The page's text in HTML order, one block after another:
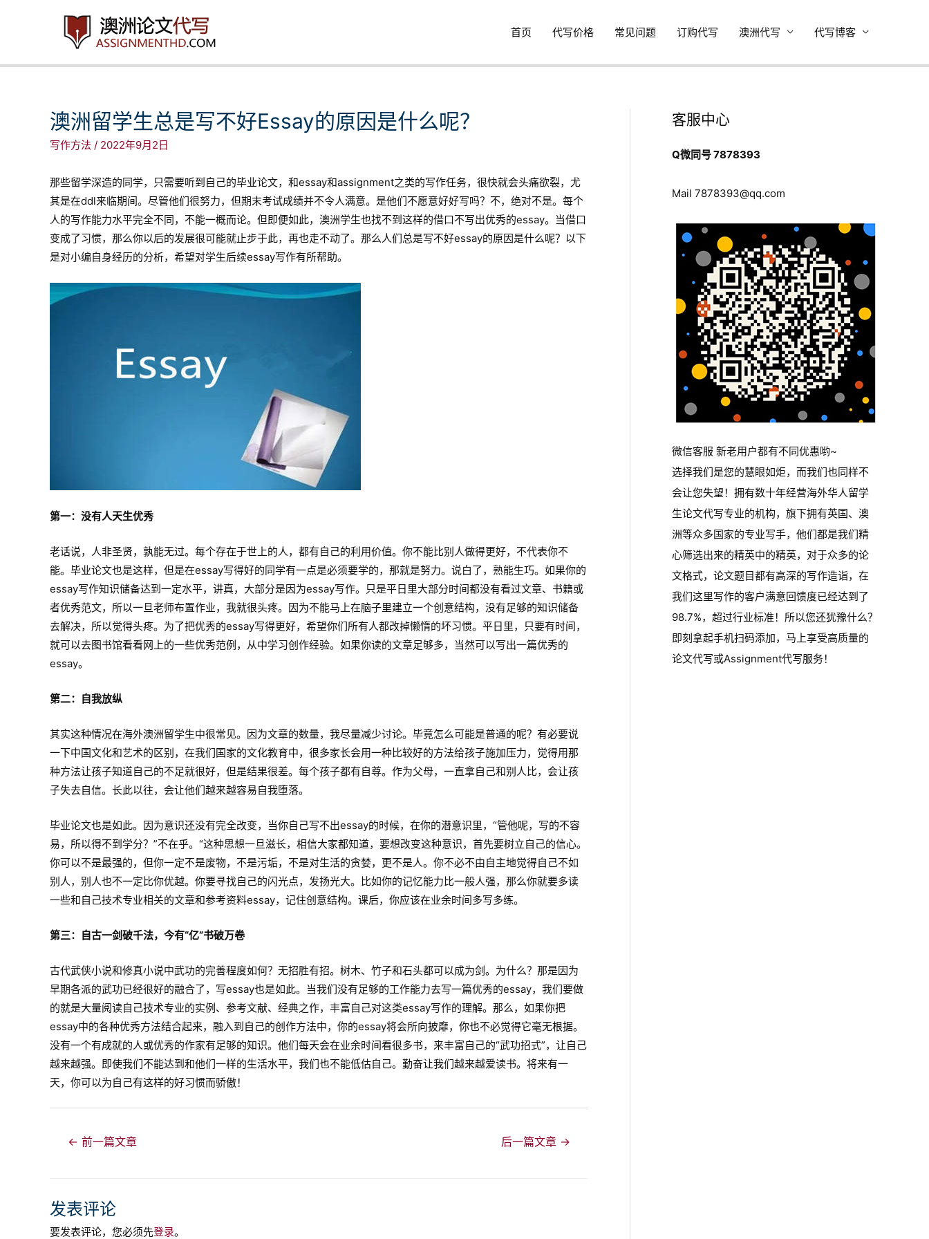
容
首页 代写价格 常见问题 订购代写 澳洲代写 代写博客
澳洲留学生总是写不好Essay的原因是什么呢？
写作方法 / 2022年9月2日
那些留学深造的同学，只需要听到自己的毕业论文，和essay和assignment之类的写作任务，很快就会头痛欲裂，尤
其是在ddl来临期间。尽管他们很努力，但期末考试成绩并不令人满意。是他们不愿意好好写吗？不，绝对不是。每个
人的写作能力水平完全不同，不能一概而论。但即便如此，澳洲学生也找不到这样的借口不写出优秀的essay。当借口
变成了习惯，那么你以后的发展很可能就止步于此，再也走不动了。那么人们总是写不好essay的原因是什么呢？以下
是对小编自身经历的分析，希望对学生后续essay写作有所帮助。
第一：没有人天生优秀
老话说，人非圣贤，孰能无过。每个存在于世上的人，都有自己的利用价值。你不能比别人做得更好，不代表你不
能。毕业论文也是这样，但是在essay写得好的同学有一点是必须要学的，那就是努力。说白了，熟能生巧。如果你的
essay写作知识储备达到一定水平，讲真，大部分是因为essay写作。只是平日里大部分时间都没有看过文章、书籍或
者优秀范文，所以一旦老师布置作业，我就很头疼。因为不能马上在脑子里建立一个创意结构，没有足够的知识储备
去解决，所以觉得头疼。为了把优秀的essay写得更好，希望你们所有人都改掉懒惰的坏习惯。平日里，只要有时间，
就可以去图书馆看看网上的一些优秀范例，从中学习创作经验。如果你读的文章足够多，当然可以写出一篇优秀的
essay。
第二：自我放纵
其实这种情况在海外澳洲留学生中很常见。因为文章的数量，我尽量减少讨论。毕竟怎么可能是普通的呢？有必要说
一下中国文化和艺术的区别，在我们国家的文化教育中，很多家长会用一种比较好的方法给孩子施加压力，觉得用那
种方法让孩子知道自己的不足就很好，但是结果很差。每个孩子都有自尊。作为父母，一直拿自己和别人比，会让孩
子失去自信。长此以往，会让他们越来越容易自我堕落。
毕业论文也是如此。因为意识还没有完全改变，当你自己写不出essay的时候，在你的潜意识里，“管他呢，写的不容
易，所以得不到学分？”不在乎。“这种思想一旦滋长，相信大家都知道，要想改变这种意识，首先要树立自己的信心。
你可以不是最强的，但你一定不是废物，不是污垢，不是对生活的贪婪，更不是人。你不必不由自主地觉得自己不如
别人，别人也不一定比你优越。你要寻找自己的闪光点，发扬光大。比如你的记忆能力比一般人强，那么你就要多读
一些和自己技术专业相关的文章和参考资料essay，记住创意结构。课后，你应该在业余时间多写多练。
第三：自古一剑破千法，今有“亿”书破万卷
古代武侠小说和修真小说中武功的完善程度如何？无招胜有招。树木、竹子和石头都可以成为剑。为什么？那是因为
早期各派的武功已经很好的融合了，写essay也是如此。当我们没有足够的工作能力去写一篇优秀的essay，我们要做
的就是大量阅读自己技术专业的实例、参考文献、经典之作，丰富自己对这类essay写作的理解。那么，如果你把
essay中的各种优秀方法结合起来，融入到自己的创作方法中，你的essay将会所向披靡，你也不必觉得它毫无根据。
没有一个有成就的人或优秀的作家有足够的知识。他们每天会在业余时间看很多书，来丰富自己的“武功招式”，让自己
越来越强。即使我们不能达到和他们一样的生活水平，我们也不能低估自己。勤奋让我们越来越爱读书。将来有一
天，你可以为自己有这样的好习惯而骄傲！
← 前一篇文章 后一篇文章 →
发表评论
要发表评论，您必须先登录。
客服中心
Q微同号 7878393
Mail 7878393@qq.com
微信客服 新老用户都有不同优惠哟~
选择我们是您的慧眼如炬，而我们也同样不
会让您失望！拥有数十年经营海外华人留学
生论文代写专业的机构，旗下拥有英国、澳
洲等众多国家的专业写手，他们都是我们精
心筛选出来的精英中的精英，对于众多的论
文格式，论文题目都有高深的写作造诣，在
我们这里写作的客户满意回馈度已经达到了
98.7%，超过行业标准！所以您还犹豫什么？
即刻拿起手机扫码添加，马上享受高质量的
论文代写或Assignment代写服务！